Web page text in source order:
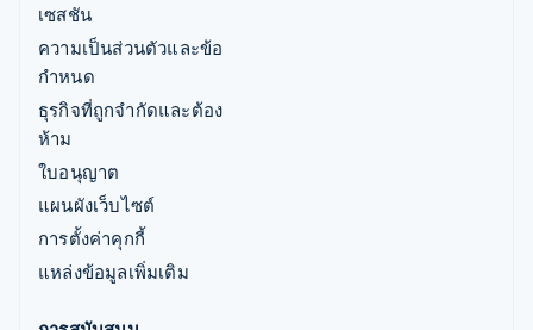
เซสชัน
ความเป็นส่วนตัวและข้อ
กำหนด
ธุรกิจที่ถูกจำกัดและต้อง
ห้าม
ใบอนุญาต
แผนผังเว็บไซต์
การตั้งค่าคุกกี้
แหล่งข้อมูลเพิ่มเติม